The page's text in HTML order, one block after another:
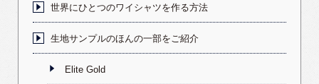
世界にひとつのワイシャツを作る方法
生地サンプルのほんの一部をご紹介
Elite Gold